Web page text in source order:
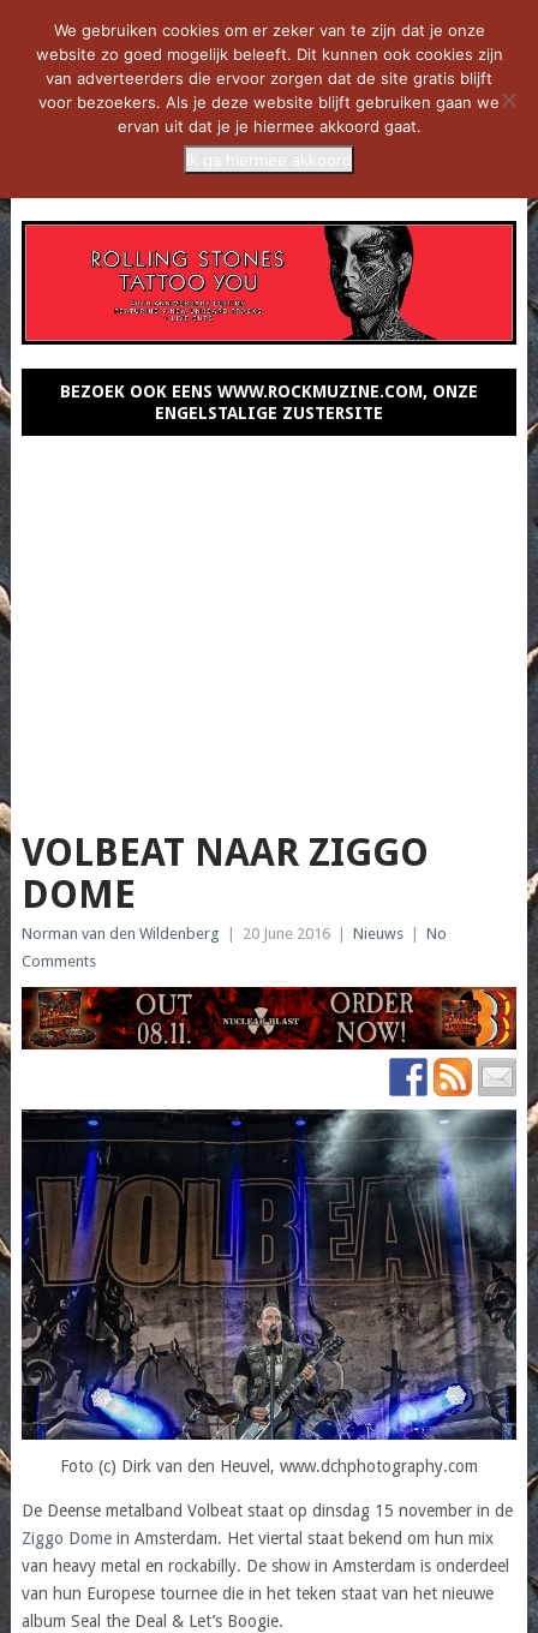
BEZOEK OOK EENS WWW.ROCKMUZINE.COM, ONZE
ENGELSTALIGE ZUSTERSITE
VOLBEAT NAAR ZIGGO
DOME
Norman van den Wildenberg 20 June 2016 Nieuws
No
Comments
Foto (c) Dirk van den Heuvel, www.dchphotography.com
De Deense metalband Volbeat staat op dinsdag 15 november in de
Ziggo Domein Amsterdam. Het viertal staat bekend om hun mix
van heavy metal en rockabilly. De show in Amsterdam is onderdeel
van hun Europese tournee die in het teken staat van het nieuwe
album Seal the Deal & Let’s Boogie.
We gebruiken cookies om er zeker van te zijn dat je onze
website zo goed mogelijk beleeft. Dit kunnen ook cookies zijn
van adverteerders die ervoor zorgen dat de site gratis blijft
voor bezoekers. Als je deze website blijft gebruiken gaan we
ervan uit dat je je hiermee akkoord gaat.
Ik ga hiermee akkoord